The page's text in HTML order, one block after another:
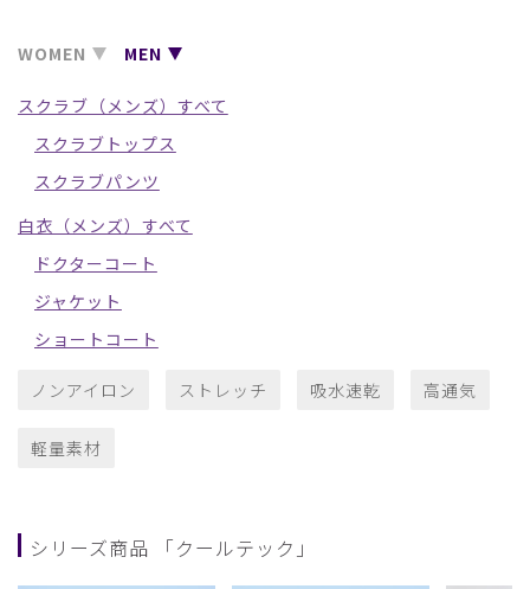
WOMEN MEN
スクラブ（メンズ）すべて
スクラブトップス
スクラブパンツ
白衣（メンズ）すべて
ドクターコート
ジャケット
ショートコート
ノンアイロン ストレッチ 吸水速乾 高通気
軽量素材
シリーズ商品 「クールテック」